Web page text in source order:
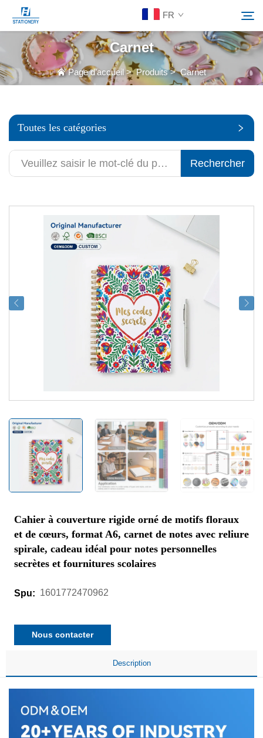
FR
Produits
Solutions personnalisées
Ressources
Rechercher
Carnet
Page d’accueil>Produits>Carnet
Toutes les catégories
Rechercher
Cahier à couverture rigide orné de motifs floraux
et de cœurs, format A6, carnet de notes avec reliure
spirale, cadeau idéal pour notes personnelles
secrètes et fournitures scolaires
Spu: 1601772470962
Nous contacter
Description